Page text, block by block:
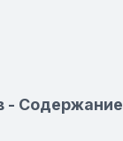
- Содержание